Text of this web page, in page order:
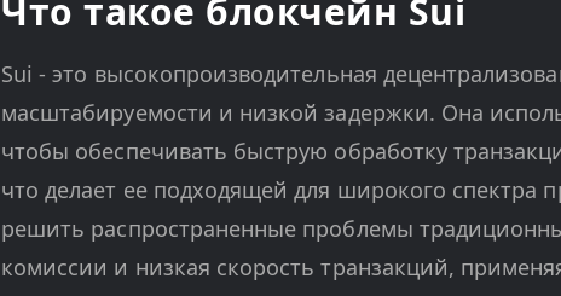
Что такое блокчейн Sui
Sui - это высокопроизводительная
масштабируемости и низкой задержки. Она
чтобы обеспечивать быструю обработку
что делает ее подходящей для широкого спектра
решить распространенные проблемы
комиссии и низкая скорость транзакций,